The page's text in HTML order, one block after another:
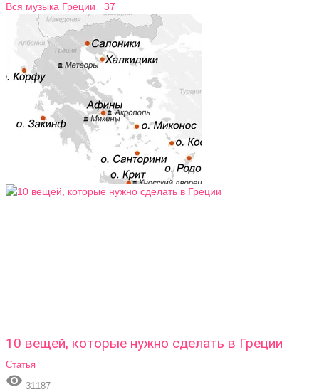
Вся музыка Греции 37
10 вещей, которые нужно сделать в Греции
Статья
 31187